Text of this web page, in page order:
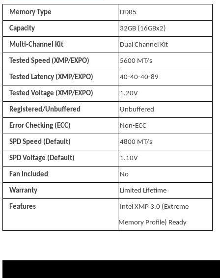
Memory Type DDR5
Capacity 32GB (16GBx2)
Multi-Channel Kit Dual Channel Kit
Tested Speed (XMP/EXPO) 5600 MT/s
Tested Latency (XMP/EXPO) 40-40-40-89
Tested Voltage (XMP/EXPO) 1.20V
Registered/Unbuffered Unbuffered
Error Checking (ECC) Non-ECC
SPD Speed (Default) 4800 MT/s
SPD Voltage (Default) 1.10V
Fan Included No
Warranty Limited Lifetime
Features Intel XMP 3.0 (Extreme
Memory Profile) Ready